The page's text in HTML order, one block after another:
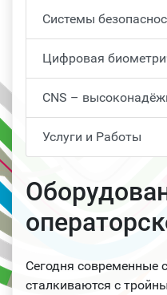
Системы
Цифровая
CNS –
Услуги и Работы
Сегодня современные
сталкиваются с